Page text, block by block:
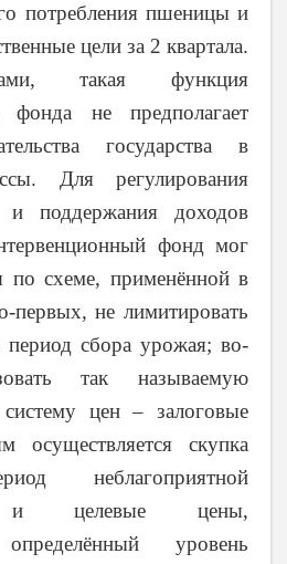
потребления пшеницы и
цели за 2 квартала.
такая функция
фонда не предполагает
государства в
Для регулирования
и поддержания доходов
фонд мог
по схеме, применённой в
не лимитировать
сбора урожая; во-
так называемую
цен – залоговые
скупка
неблагоприятной
и целевые цены,
уровень